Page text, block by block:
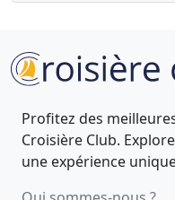
Profitez des
Croisière Club.
une expérience